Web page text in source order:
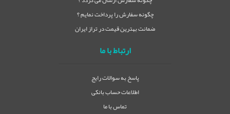
چگونه سفارش را پرداخت نمایم ؟
ضمانت بهترین قیمت در تراز ایران
ارتباط با ما
پاسخ به سوالات رایج
اطلاعات حساب بانکی
تماس با ما